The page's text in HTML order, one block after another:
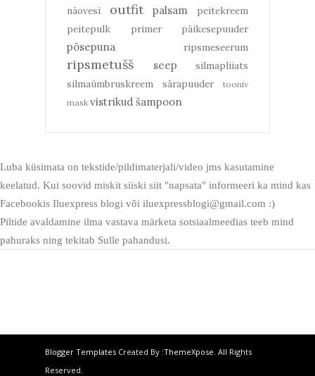
näovesi
outfit palsam
peitekreem
peitepulk
primer päikesepuuder
põsepuna ripsmeseerum
ripsmetušš seep
silmapliiats
silmaümbruskreem
särapuuder
tooniv
mask vistrikud šampoon
Luba küsimata on tekstide/pildimaterjali/video jms kasutamine
keelatud. Kui soovid miskit siiski siit "napsata" informeeri ka mind kas
Facebookis Iluexpress blogi või iluexpressblogi@gmail.com :)
Piltide avaldamine ilma vastava märketa sotsiaalmeedias teeb mind
pahuraks ning tekitab Sulle pahandusi.
Blogger Templates Created By :ThemeXpose. All Rights
Reserved.